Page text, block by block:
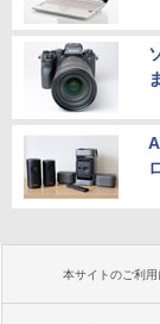
本サイトのご利用